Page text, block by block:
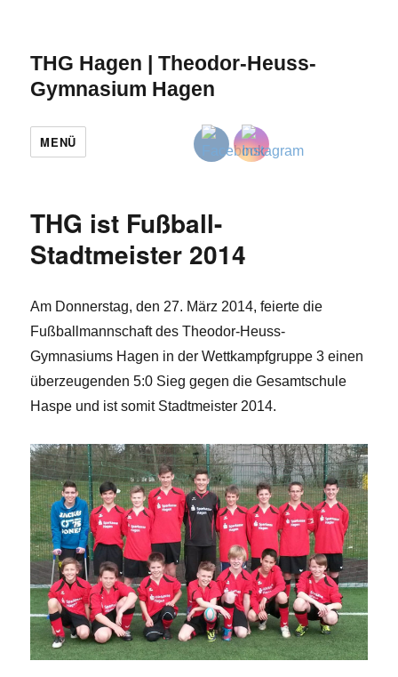
THG Hagen | Theodor-Heuss-
Gymnasium Hagen
MENÜ
THG ist Fußball-
Stadtmeister 2014
Am Donnerstag, den 27. März 2014, feierte die
Fußballmannschaft des Theodor-Heuss-
Gymnasiums Hagen in der Wettkampfgruppe 3 einen
überzeugenden 5:0 Sieg gegen die Gesamtschule
Haspe und ist somit Stadtmeister 2014.